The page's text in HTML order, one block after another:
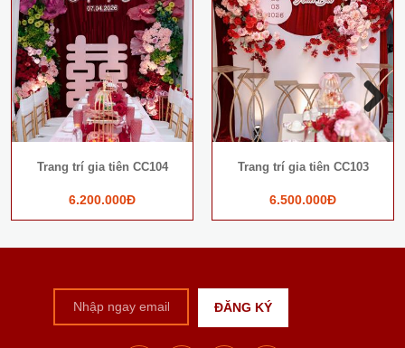
Trang trí gia tiên CC104
6.200.000Đ
Trang trí gia tiên CC103
6.500.000Đ
Next